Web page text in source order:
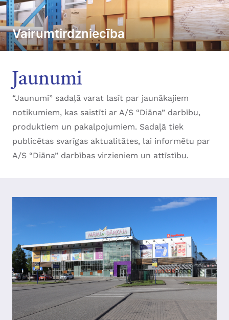
Vairumtirdzniecība
Jaunumi
“Jaunumi” sadaļā varat lasīt par jaunākajiem
notikumiem, kas saistīti ar A/S “Diāna” darbību,
produktiem un pakalpojumiem. Sadaļā tiek
publicētas svarīgas aktualitātes, lai informētu par
A/S “Diāna” darbības virzieniem un attīstību.